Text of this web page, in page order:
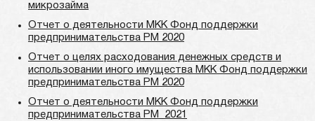
микрозайма
Отчет о деятельности МКК Фонд поддержки
предпринимательства РМ 2020
Отчет о целях расходования денежных средств и
использовании иного имущества МКК Фонд поддержки
предпринимательства РМ 2020
Отчет о деятельности МКК Фонд поддержки
предпринимательства РМ 2021